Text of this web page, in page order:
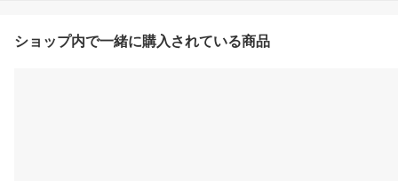
ショップ内で一緒に購入されている商品